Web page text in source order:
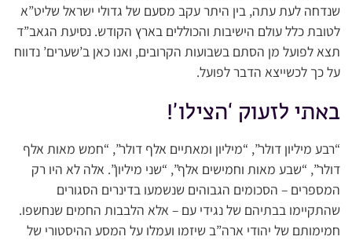
שנדחה לעת עתה, בין היתר עקב מסעם של גדולי ישראל שליט”א
לטובת כלל עולם הישיבות והכוללים בארץ הקודש. נסיעת הגאב”ד
תצא לפועל מן הסתם בשבועות הקרובים, ואנו כאן ב’שערים’ נדווח
על כך לכשייצא הדבר לפועל.
באתי לזעוק ‘הצילו’!
“רבע מיליון דולר”, “מיליון ומאתיים אלף דולר”, “חמש מאות אלף
דולר”, “שבע מאות וחמישים אלף”, “שני מיליון”. אלה לא היו רק
המספרים – הסכומים הגבוהים שנשמעו בדינרים הסגורים
שהתקיימו בבתיהם של נגידי עם – אלא הלבבות החמים שנחשפו.
חמימותם של יהודי ארה”ב שיזמו ועמלו על המסע ההיסטורי של